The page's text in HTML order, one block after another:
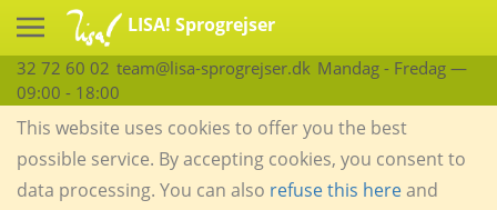
LISA! Sprogrejser
32 72 60 02 team@lisa-sprogrejser.dk Mandag - Fredag —
09:00 - 18:00
This website uses cookies to offer you the best
possible service. By accepting cookies, you consent to
data processing. You can also refuse this hereand